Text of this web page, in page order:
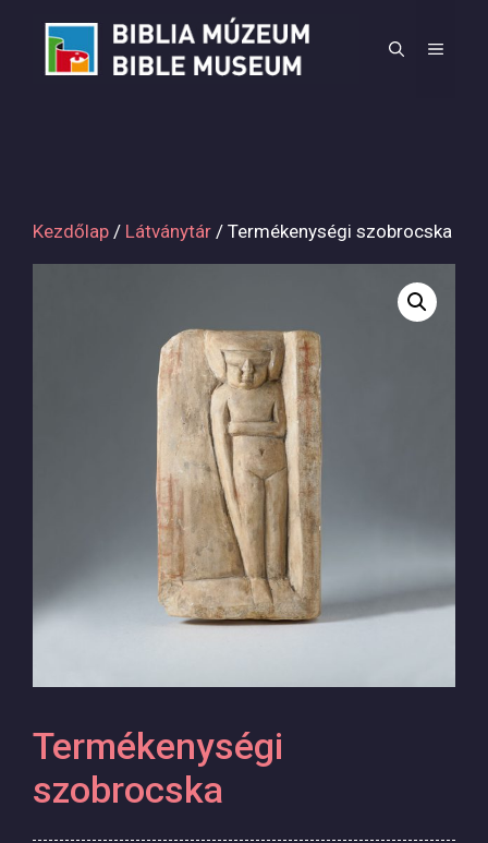
tartalomba
Kezdőlap / Látványtár / Termékenységi szobrocska
Termékenységi
szobrocska